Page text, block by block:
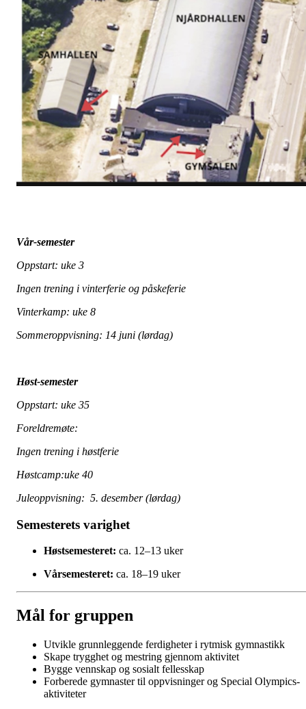
Vår-semester
Oppstart: uke 3
Ingen trening i vinterferie og påskeferie
Vinterkamp: uke 8
Sommeroppvisning: 14 juni (lørdag)
Høst-semester
Oppstart: uke 35
Foreldremøte:
Ingen trening i høstferie
Høstcamp:uke 40
Juleoppvisning: 5. desember (lørdag)
Semesterets varighet
Høstsemesteret: ca. 12–13 uker
Vårsemesteret: ca. 18–19 uker
Mål for gruppen
Utvikle grunnleggende ferdigheter i rytmisk gymnastikk
Skape trygghet og mestring gjennom aktivitet
Bygge vennskap og sosialt fellesskap
Forberede gymnaster til oppvisninger og Special Olympics-
aktiviteter